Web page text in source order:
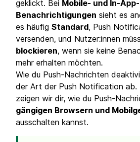
geklickt. Bei Mobile- und In-App-
Benachrichtigungen sieht es
es häufig Standard, Push
versenden, und Nutzer:innen
blockieren, wenn sie keine
mehr erhalten möchten.
Wie du Push-Nachrichten
der Art der Push Notification ab.
zeigen wir dir, wie du Push-
gängigen Browsern und
ausschalten kannst.